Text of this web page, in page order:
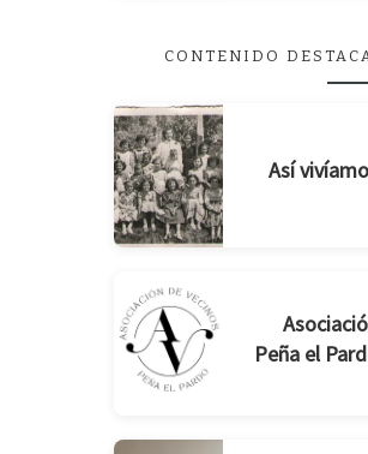
CONTENIDO
Así
Peña el